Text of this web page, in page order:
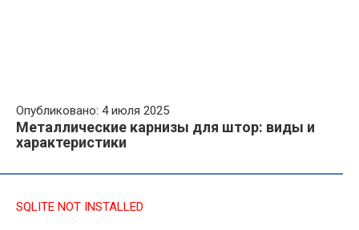
Опубликовано: 4 июля 2025
Металлические карнизы для штор: виды и
характеристики
SQLITE NOT INSTALLED